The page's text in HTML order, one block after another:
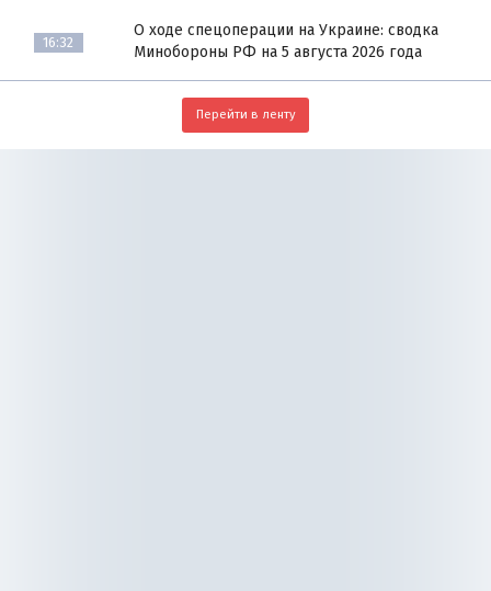
16:32
О ходе спецоперации на Украине: сводка
Минобороны РФ на 5 августа 2026 года
Перейти в ленту